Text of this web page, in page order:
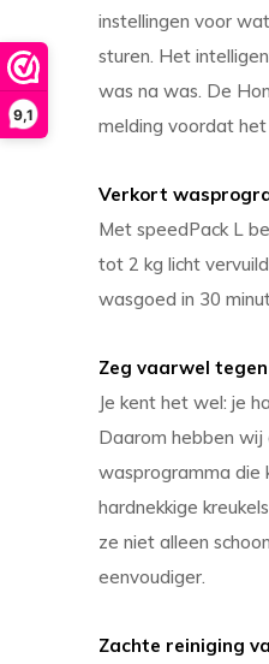
9,1
instellingen voor
sturen. Het
was na was. De
melding voordat
Verkort
Met speedPack L
tot 2 kg licht
wasgoed in 30
Zeg vaarwel
Je kent het wel: je
Daarom hebben
wasprogramma die
hardnekkige
ze niet alleen
eenvoudiger.
Zachte reiniging